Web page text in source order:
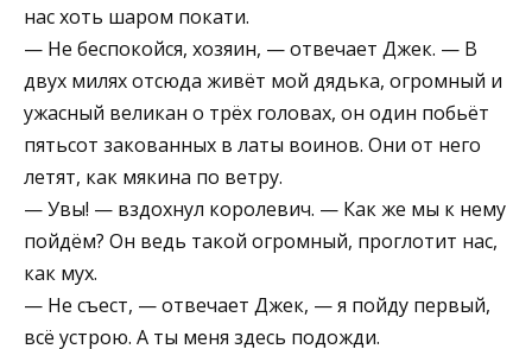
нас хоть шаром покати.
— Не беспокойся, хозяин, — отвечает Джек. — В
двух милях отсюда живёт мой дядька, огромный и
ужасный великан о трёх головах, он один побьёт
пятьсот закованных в латы воинов. Они от него
летят, как мякина по ветру.
— Увы! — вздохнул королевич. — Как же мы к нему
пойдём? Он ведь такой огромный, проглотит нас,
как мух.
— Не съест, — отвечает Джек, — я пойду первый,
всё устрою. А ты меня здесь подожди.